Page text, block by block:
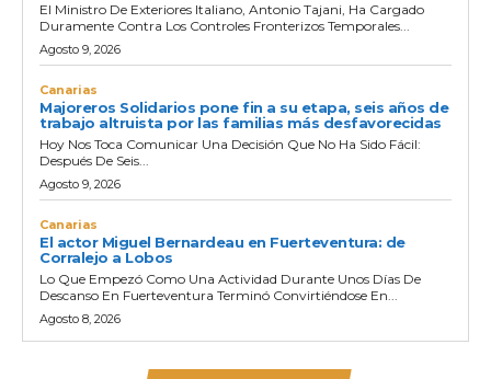
El Ministro De Exteriores Italiano, Antonio Tajani, Ha Cargado
Duramente Contra Los Controles Fronterizos Temporales...
Agosto 9, 2026
Canarias
Majoreros Solidarios pone fin a su etapa, seis años de
trabajo altruista por las familias más desfavorecidas
Hoy Nos Toca Comunicar Una Decisión Que No Ha Sido Fácil:
Después De Seis...
Agosto 9, 2026
Canarias
El actor Miguel Bernardeau en Fuerteventura: de
Corralejo a Lobos
Lo Que Empezó Como Una Actividad Durante Unos Días De
Descanso En Fuerteventura Terminó Convirtiéndose En...
Agosto 8, 2026